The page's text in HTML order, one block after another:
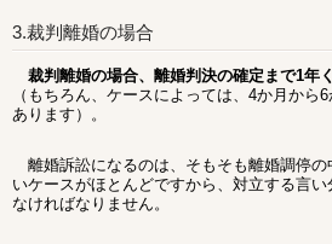
3.裁判離婚の場合
裁判離婚の場合、離婚判決の確定まで1年
（もちろん、ケースによっては、4か月から
あります）。
離婚訴訟になるのは、そもそも離婚調停の
いケースがほとんどですから、対立する言
なければなりません。